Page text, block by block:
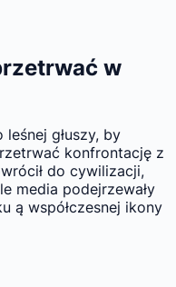
w
leśnej głuszy, by
konfrontację z
do cywilizacji,
media podejrzewały
ą współczesnej ikony